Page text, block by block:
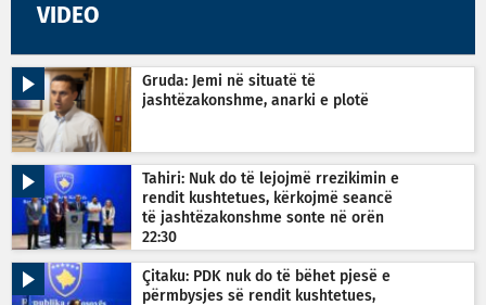
VIDEO
Gruda: Jemi në situatë të
jashtëzakonshme, anarki e plotë
Tahiri: Nuk do të lejojmë rrezikimin e
rendit kushtetues, kërkojmë seancë
të jashtëzakonshme sonte në orën
22:30
Çitaku: PDK nuk do të bëhet pjesë e
përmbysjes së rendit kushtetues,